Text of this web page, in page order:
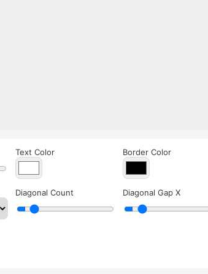
Text Color Border Color
Diagonal Count Diagonal Gap X